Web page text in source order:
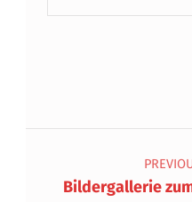
Bildergallerie